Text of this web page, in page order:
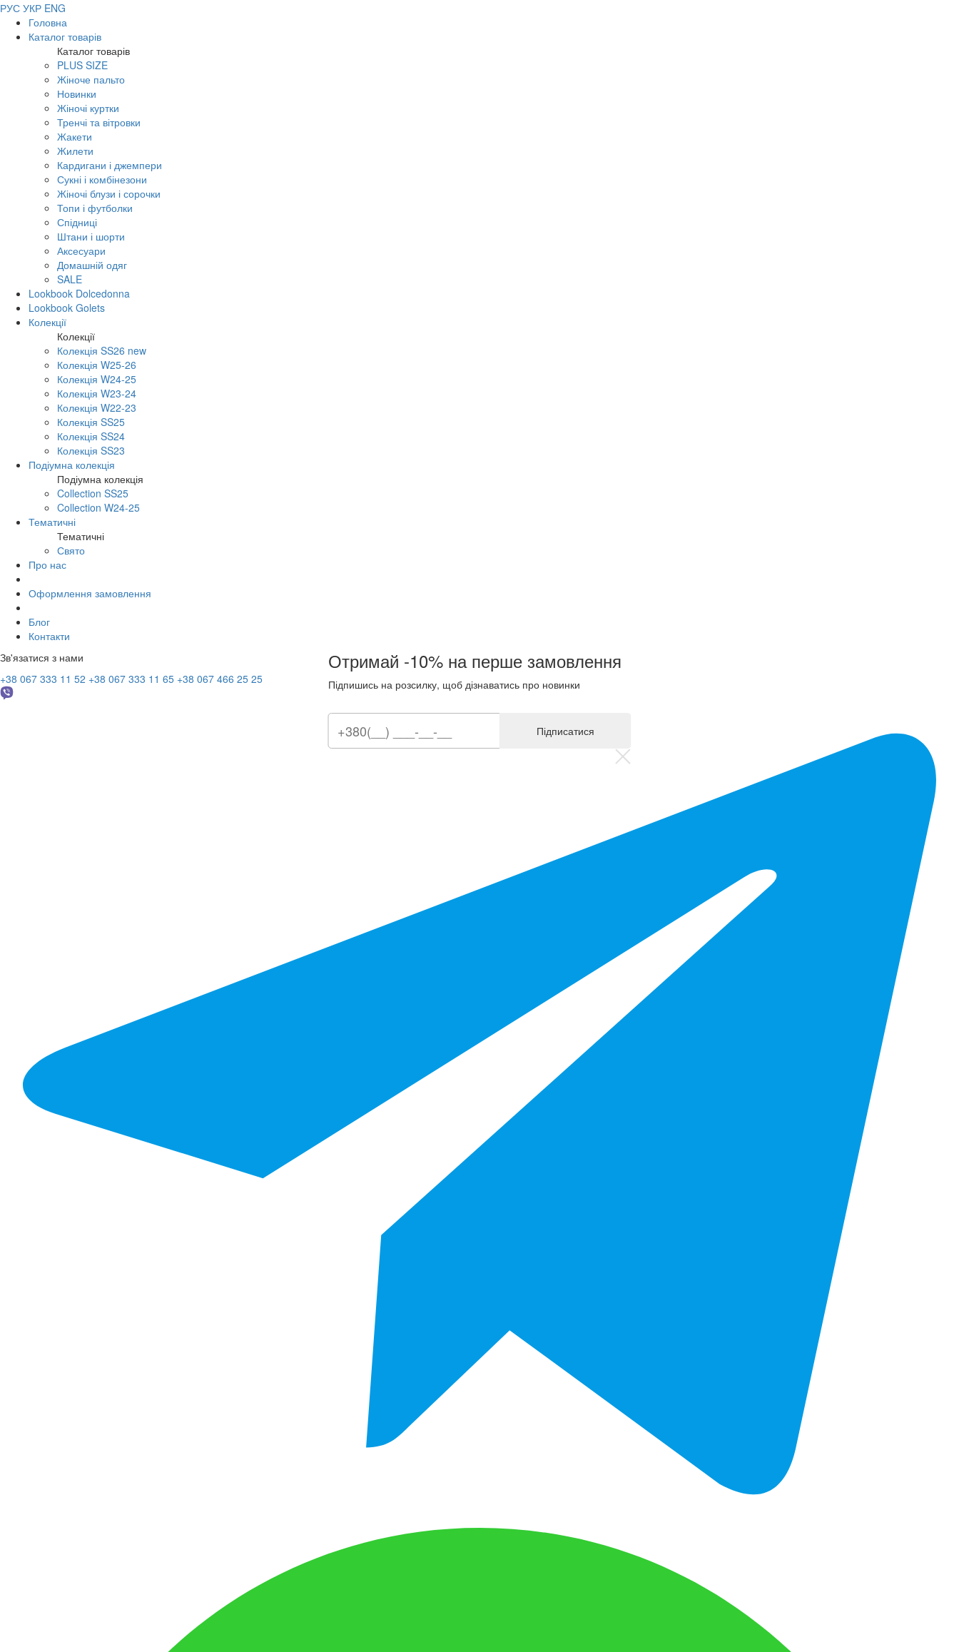
РУС УКР ENG
Головна
Каталог товарів
Каталог товарів
PLUS SIZE
Жіноче пальто
Новинки
Жіночі куртки
Тренчі та вітровки
Жакети
Жилети
Кардигани і джемпери
Сукні і комбінезони
Жіночі блузи і сорочки
Топи і футболки
Спідниці
Штани і шорти
Аксесуари
Домашній одяг
SALE
Lookbook Dolcedonna
Lookbook Golets
Колекції
Колекції
Колекція SS26 new
Колекція W25-26
Колекція W24-25
Колекція W23-24
Колекція W22-23
Колекція SS25
Колекція SS24
Колекція SS23
Подіумна колекція
Подіумна колекція
Collection SS25
Collection W24-25
Тематичні
Тематичні
Свято
Про нас
Оформлення замовлення
Блог
Контакти
Зв'язатися з нами
+38 067 333 11 52 +38 067 333 11 65 +38 067 466 25 25
Отримай -10% на перше замовлення
Підпишись на розсилку, щоб дізнаватись про новинки
Підписатися